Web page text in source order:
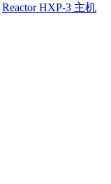
Reactor HXP-3 主机